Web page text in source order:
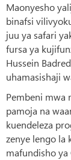
Maonyesho
binafsi
juu ya safari
fursa ya
Hussein
uhamasishaji
Pembeni mwa
pamoja na
kuendeleza
zenye lengo la
mafundisho ya